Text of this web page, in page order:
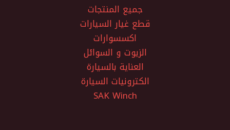
جميع المنتجات
قطع غيار السيارات
اكسسوارات
الزيوت و السوائل
العناية بالسيارة
الكترونيات السيارة
SAK Winch